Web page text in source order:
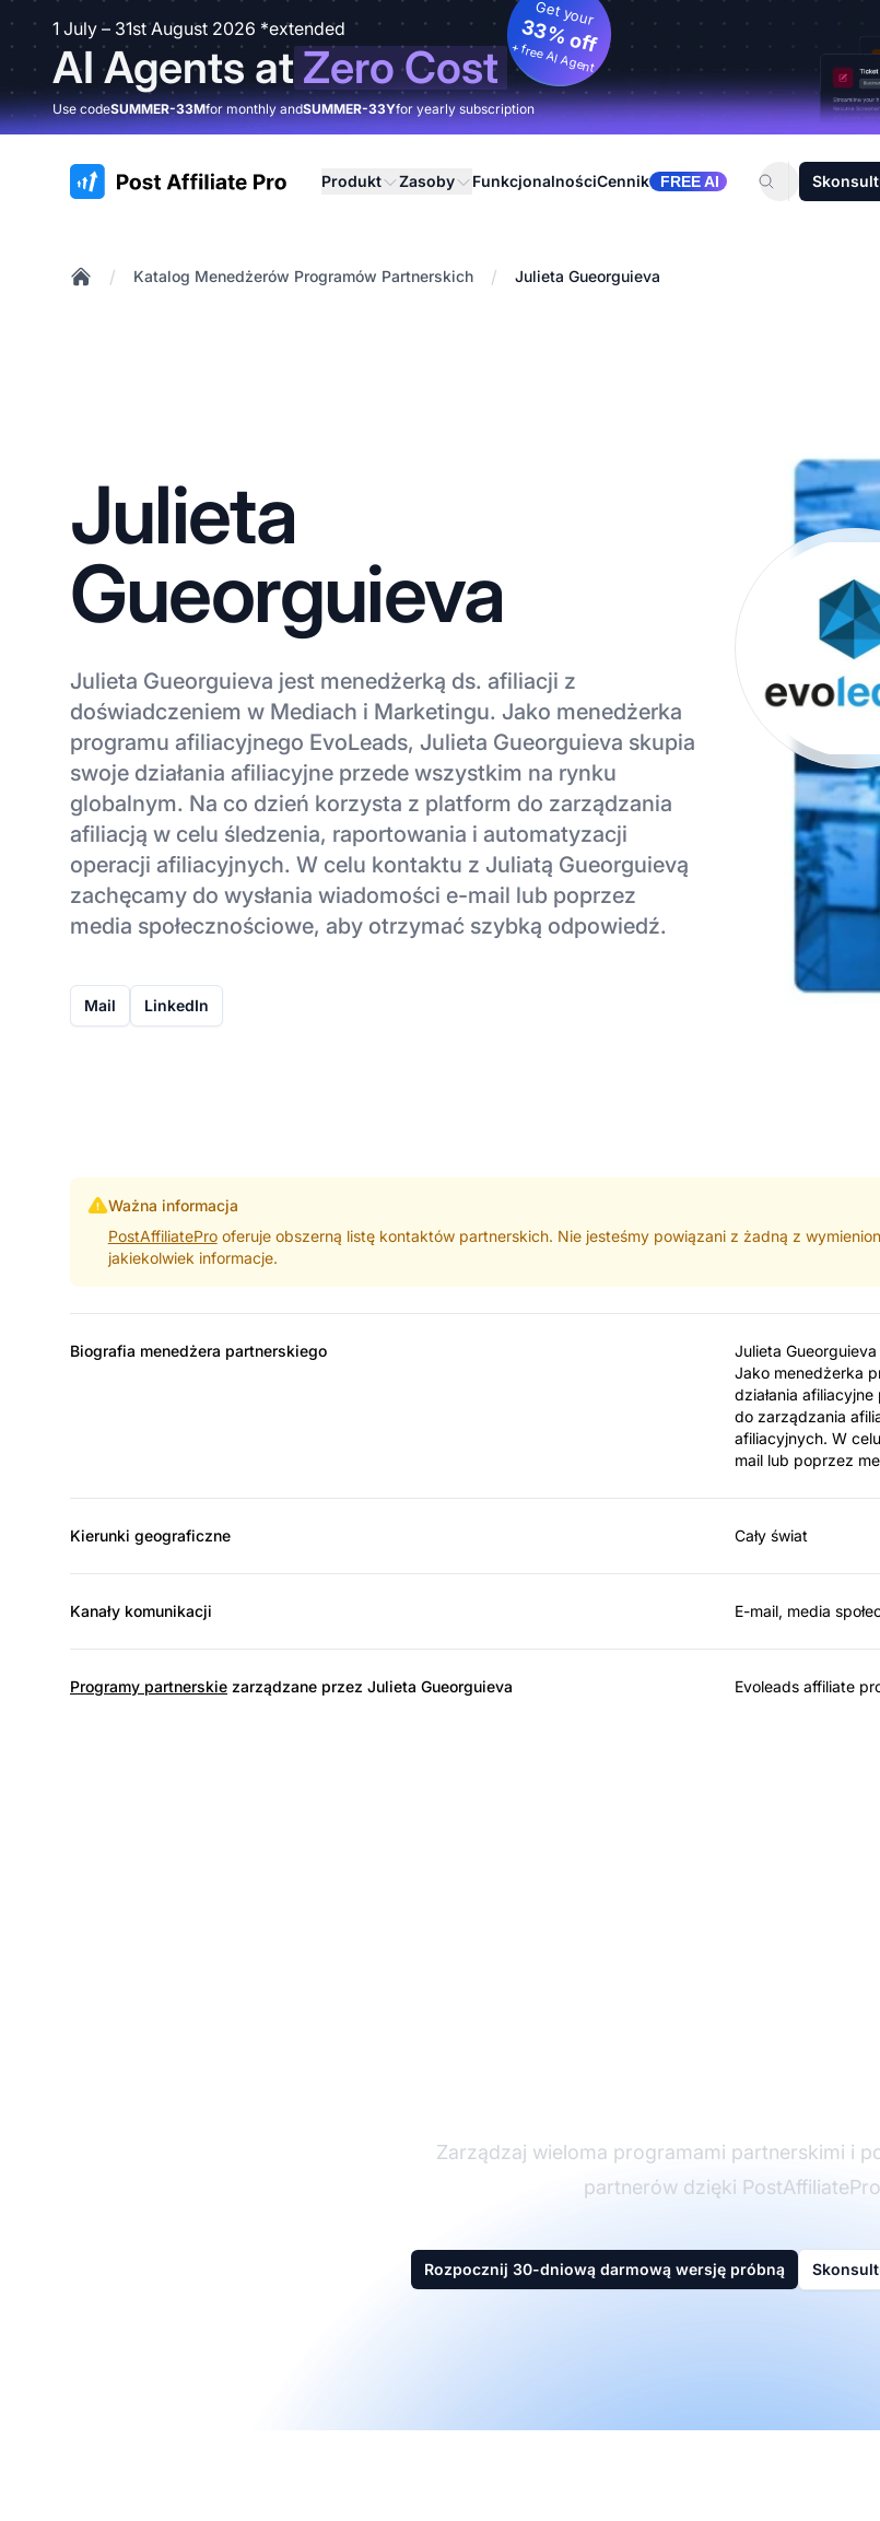
1 July – 31st August 2026 *extended
AI Agents atZero Cost
Get your
33% off
+ free AI Agent
Use codeSUMMER-33Mfor monthly andSUMMER-33Yfor yearly subscription
:site.title Produkt Zasoby FunkcjonalnościCennik FREE AI
/ Katalog Menedżerów Programów Partnerskich / Julieta Gueorguieva
Julieta
Gueorguieva
Julieta Gueorguieva jest menedżerką ds. afiliacji z
doświadczeniem w Mediach i Marketingu. Jako menedżerka
programu afiliacyjnego EvoLeads, Julieta Gueorguieva skupia
swoje działania afiliacyjne przede wszystkim na rynku
globalnym. Na co dzień korzysta z platform do zarządzania
afiliacją w celu śledzenia, raportowania i automatyzacji
operacji afiliacyjnych. W celu kontaktu z Juliatą Gueorguievą
zachęcamy do wysłania wiadomości e-mail lub poprzez
media społecznościowe, aby otrzymać szybką odpowiedź.
Mail LinkedIn
Ważna informacja
PostAffiliateProoferuje obszerną listę kontaktów partnerskich. Nie jesteśmy powiązani z żadną z
jakiekolwiek informacje.
Biografia menedżera partnerskiego
Julieta
Jako menedżerka
działania
do zarządzania
afiliacyjnych. W
mail lub poprzez
Kierunki geograficzne Cały świat
Kanały komunikacji E-mail, media
Programy partnerskie zarządzane przez Julieta Gueorguieva Evoleads affiliate
Zarządzaj wieloma programami partnerskimi i
partnerów dzięki
Rozpocznij 30-dniową darmową wersję próbną